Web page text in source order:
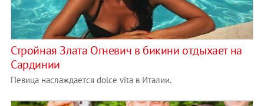
Стройная Злата Огневич в бикини отдыхает на
Сардинии
Певица наслаждается dolce vita в Италии.